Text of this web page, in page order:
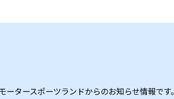
ータースポーツランドからのお知らせ情報です。